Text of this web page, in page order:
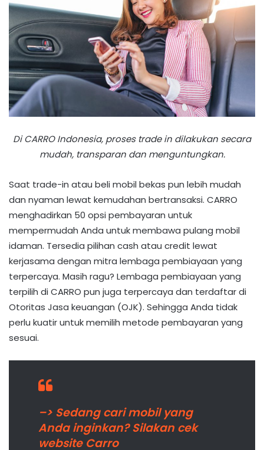
Di CARRO Indonesia, proses trade in dilakukan secara
mudah, transparan dan menguntungkan.
Saat trade-in atau beli mobil bekas pun lebih mudah
dan nyaman lewat kemudahan bertransaksi. CARRO
menghadirkan 50 opsi pembayaran untuk
mempermudah Anda untuk membawa pulang mobil
idaman. Tersedia pilihan cash atau credit lewat
kerjasama dengan mitra lembaga pembiayaan yang
terpercaya. Masih ragu? Lembaga pembiayaan yang
terpilih di CARRO pun juga terpercaya dan terdaftar di
Otoritas Jasa keuangan (OJK). Sehingga Anda tidak
perlu kuatir untuk memilih metode pembayaran yang
sesuai.
–> Sedang cari mobil yang
Anda inginkan? Silakan cek
website Carro